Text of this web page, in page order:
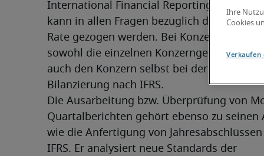
International Financial Reporting Standards
kann in allen Fragen bezüglich dieser
Rate gezogen werden. Bei Konzernen
sowohl die einzelnen
auch den Konzern selbst bei der
Bilanzierung nach IFRS.
Die Ausarbeitung bzw. Überprüfung von
Quartalberichten gehört ebenso zu seinen
wie die Anfertigung von
IFRS. Er analysiert neue Standards der
Ihre
Cookies
Verkaufen